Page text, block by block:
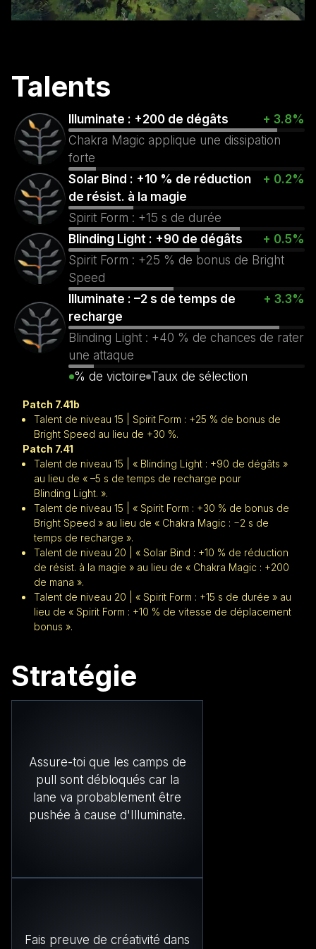
Talents
Illuminate : +200 de dégâts
+ 3.8%
Chakra Magic applique une dissipation
forte
Solar Bind : +10 % de réduction
de résist. à la magie
+ 0.2%
Spirit Form : +15 s de durée
Blinding Light : +90 de dégâts
+ 0.5%
Spirit Form : +25 % de bonus de Bright
Speed
Illuminate : –2 s de temps de
recharge
+ 3.3%
Blinding Light : +40 % de chances de rater
une attaque
% de victoire Taux de sélection
Patch 7.41b
Talent de niveau 15 | Spirit Form : +25 % de bonus de
Bright Speed au lieu de +30 %.
Patch 7.41
Talent de niveau 15 | « Blinding Light : +90 de dégâts »
au lieu de « –5 s de temps de recharge pour
Blinding Light. ».
Talent de niveau 15 | « Spirit Form : +30 % de bonus de
Bright Speed » au lieu de « Chakra Magic : −2 s de
temps de recharge ».
Talent de niveau 20 | « Solar Bind : +10 % de réduction
de résist. à la magie » au lieu de « Chakra Magic : +200
de mana ».
Talent de niveau 20 | « Spirit Form : +15 s de durée » au
lieu de « Spirit Form : +10 % de vitesse de déplacement
bonus ».
Stratégie
Assure-toi que les camps de
pull sont débloqués car la
lane va probablement être
pushée à cause d'Illuminate.
Fais preuve de créativité dans